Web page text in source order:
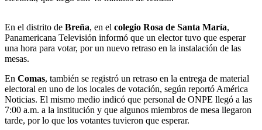
En el distrito de Breña, en el colegio Rosa de Santa María,
Panamericana Televisión informó que un elector tuvo que esperar
una hora para votar, por un nuevo retraso en la instalación de las
mesas.
En Comas, también se registró un retraso en la entrega de material
electoral en uno de los locales de votación, según reportó América
Noticias. El mismo medio indicó que personal de ONPE llegó a las
7:00 a.m. a la institución y que algunos miembros de mesa llegaron
tarde, por lo que los votantes tuvieron que esperar.